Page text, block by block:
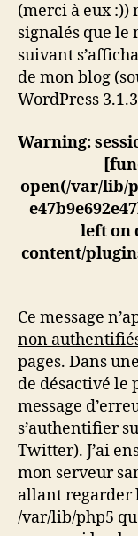
(merci à eux :))
signalés que le
suivant
de mon blog
WordPress
Warning:
open(/var/lib/
left on
content/
Ce message
non
pages. Dans
de désactivé
message
s’authentifier
Twitter). J’ai
mon serveur
allant regarder
/var/lib/php5